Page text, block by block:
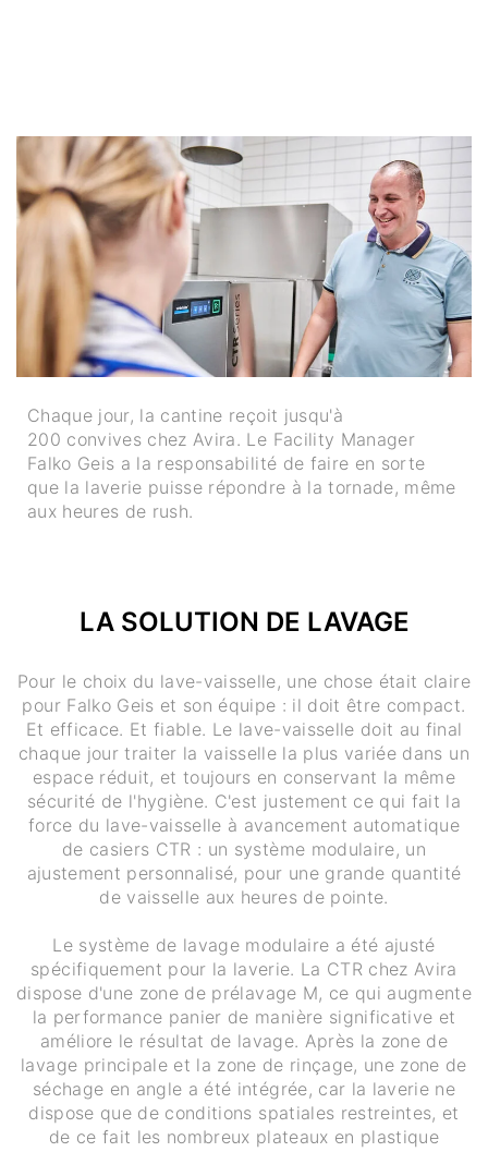
Chaque jour, la cantine reçoit jusqu'à
200 convives chez Avira. Le Facility Manager
Falko Geis a la responsabilité de faire en sorte
que la laverie puisse répondre à la tornade, même
aux heures de rush.
LA SOLUTION DE LAVAGE
Pour le choix du lave-vaisselle, une chose était claire
pour Falko Geis et son équipe : il doit être compact.
Et efficace. Et fiable. Le lave-vaisselle doit au final
chaque jour traiter la vaisselle la plus variée dans un
espace réduit, et toujours en conservant la même
sécurité de l'hygiène. C'est justement ce qui fait la
force du lave-vaisselle à avancement automatique
de casiers CTR : un système modulaire, un
ajustement personnalisé, pour une grande quantité
de vaisselle aux heures de pointe.
Le système de lavage modulaire a été ajusté
spécifiquement pour la laverie. La CTR chez Avira
dispose d'une zone de prélavage M, ce qui augmente
la performance panier de manière significative et
améliore le résultat de lavage. Après la zone de
lavage principale et la zone de rinçage, une zone de
séchage en angle a été intégrée, car la laverie ne
dispose que de conditions spatiales restreintes, et
de ce fait les nombreux plateaux en plastique